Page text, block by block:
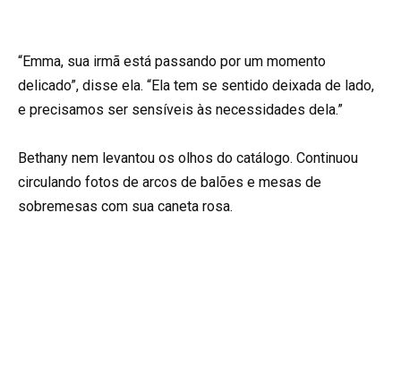
“Emma, sua irmã está passando por um momento
delicado”, disse ela. “Ela tem se sentido deixada de lado,
e precisamos ser sensíveis às necessidades dela.”
Bethany nem levantou os olhos do catálogo. Continuou
circulando fotos de arcos de balões e mesas de
sobremesas com sua caneta rosa.